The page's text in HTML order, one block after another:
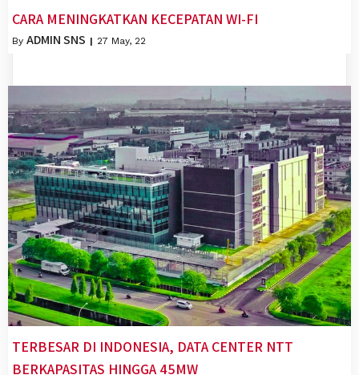
CARA MENINGKATKAN KECEPATAN WI-FI
By ADMIN SNS | 27 May, 22
TERBESAR DI INDONESIA, DATA CENTER NTT
BERKAPASITAS HINGGA 45MW